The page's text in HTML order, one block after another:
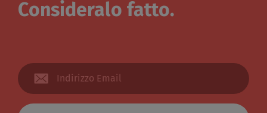
Consideralo fatto.